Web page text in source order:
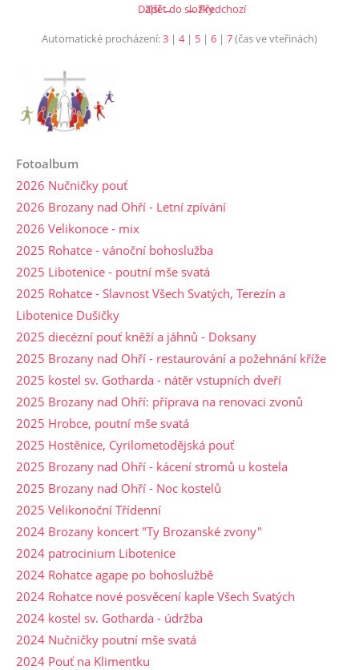
← Předchozí
Další →
Zpět do složky
Automatické procházení:3 | 4| 5 | 6 | 7(čas ve vteřinách)
Fotoalbum
2026 Nučničky pouť
2026 Brozany nad Ohří - Letní zpívání
2026 Velikonoce - mix
2025 Rohatce - vánoční bohoslužba
2025 Libotenice - poutní mše svatá
2025 Rohatce - Slavnost Všech Svatých, Terezín a
Libotenice Dušičky
2025 diecézní pouť kněží a jáhnů - Doksany
2025 Brozany nad Ohří - restaurování a požehnání kříže
2025 kostel sv. Gotharda - nátěr vstupních dveří
2025 Brozany nad Ohří: příprava na renovaci zvonů
2025 Hrobce, poutní mše svatá
2025 Hostěnice, Cyrilometodějská pouť
2025 Brozany nad Ohří - kácení stromů u kostela
2025 Brozany nad Ohří - Noc kostelů
2025 Velikonoční Třídenní
2024 Brozany koncert "Ty Brozanské zvony"
2024 patrocinium Libotenice
2024 Rohatce agape po bohoslužbě
2024 Rohatce nové posvěcení kaple Všech Svatých
2024 kostel sv. Gotharda - údržba
2024 Nučničky poutní mše svatá
2024 Pouť na Klimentku